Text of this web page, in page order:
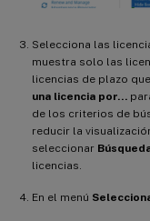
Selecciona las
muestra solo las
licencias de plazo
una licencia por…
de los criterios de
reducir la
seleccionar
licencias.
En el menú